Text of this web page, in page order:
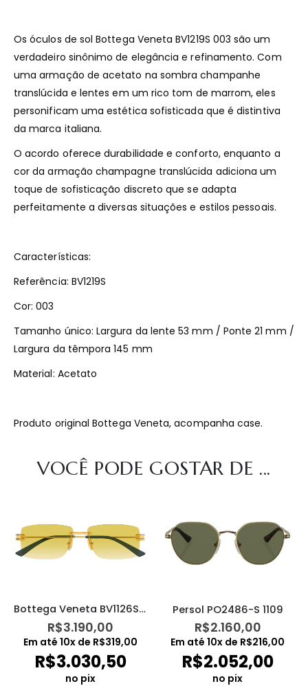
Os óculos de sol Bottega Veneta BV1219S 003 são um
verdadeiro sinônimo de elegância e refinamento. Com
uma armação de acetato na sombra champanhe
translúcida e lentes em um rico tom de marrom, eles
personificam uma estética sofisticada que é distintiva
da marca italiana.
O acordo oferece durabilidade e conforto, enquanto a
cor da armação champagne translúcida adiciona um
toque de sofisticação discreto que se adapta
perfeitamente a diversas situações e estilos pessoais.
Características:
Referência: BV1219S
Cor: 003
Tamanho único: Largura da lente 53 mm / Ponte 21 mm /
Largura da têmpora 145 mm
Material: Acetato
Produto original Bottega Veneta, acompanha case.
VOCÊ PODE GOSTAR DE ...
Bottega Veneta BV1126S 006
R$3.190,00
Em até 10x de R$319,00
R$3.030,50
no pix
Persol PO2486-S 1109
R$2.160,00
Em até 10x de R$216,00
R$2.052,00
no pix